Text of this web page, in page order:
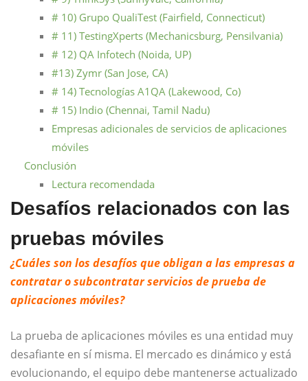
# 10) Grupo QualiTest (Fairfield, Connecticut)
# 11) TestingXperts (Mechanicsburg, Pensilvania)
# 12) QA Infotech (Noida, UP)
#13) Zymr (San Jose, CA)
# 14) Tecnologías A1QA (Lakewood, Co)
# 15) Indio (Chennai, Tamil Nadu)
Empresas adicionales de servicios de aplicaciones
móviles
Conclusión
Lectura recomendada
Desafíos relacionados con las
pruebas móviles
¿Cuáles son los desafíos que obligan a las empresas a
contratar o subcontratar servicios de prueba de
aplicaciones móviles?
La prueba de aplicaciones móviles es una entidad muy
desafiante en sí misma. El mercado es dinámico y está
evolucionando, el equipo debe mantenerse actualizado